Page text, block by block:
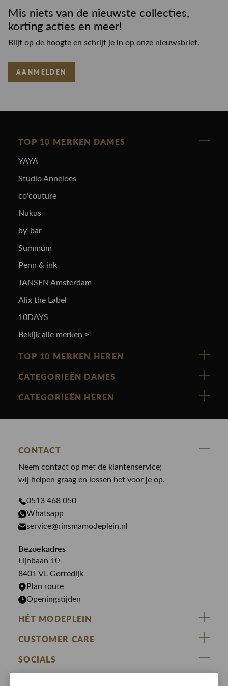
Mis niets van de nieuwste collecties,
korting acties en meer!
Blijf op de hoogte en schrijf je in op onze nieuwsbrief.
AANMELDEN
TOP 10 MERKEN DAMES
YAYA
Studio Anneloes
co'couture
Nukus
by-bar
Summum
Penn & ink
JANSEN Amsterdam
Alix the Label
10DAYS
Bekijk alle merken >
TOP 10 MERKEN HEREN
Vanguard
Cast Iron
State Of Art
Law of the sea
Paul en Shark
Genti
PME Legend
Butcher of Blue
Bekijk alle merken >
CATEGORIEËN DAMES
Nieuw binnen
Blouses
Broeken
Gilets
Jassen
Jeans
Jurken
Rokken
CATEGORIEËN HEREN
Broeken
Colberts
Giftcards
Jassen
Overhemden
T-shirts
CONTACT
Neem contact op met de klantenservice;
wij helpen graag en lossen het voor je op.
0513 468 050
Whatsapp
service@rinsmamodeplein.nl
Bezoekadres
Lijnbaan 10
8401 VL Gorredijk
Plan route
Openingstijden
HÉT MODEPLEIN
ZIJ VAN RINSMA
DE HEEREN VAN RINSMA
RINSMA.CONCEPTS
CUSTOMER CARE
Veelgestelde vragen
Retourneren & Ruilen
SOCIALS